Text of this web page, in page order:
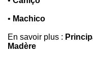
• Machico
En savoir plus :
Madère